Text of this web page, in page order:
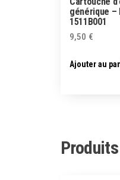
générique –
1511B001
9,50 €
Ajouter au